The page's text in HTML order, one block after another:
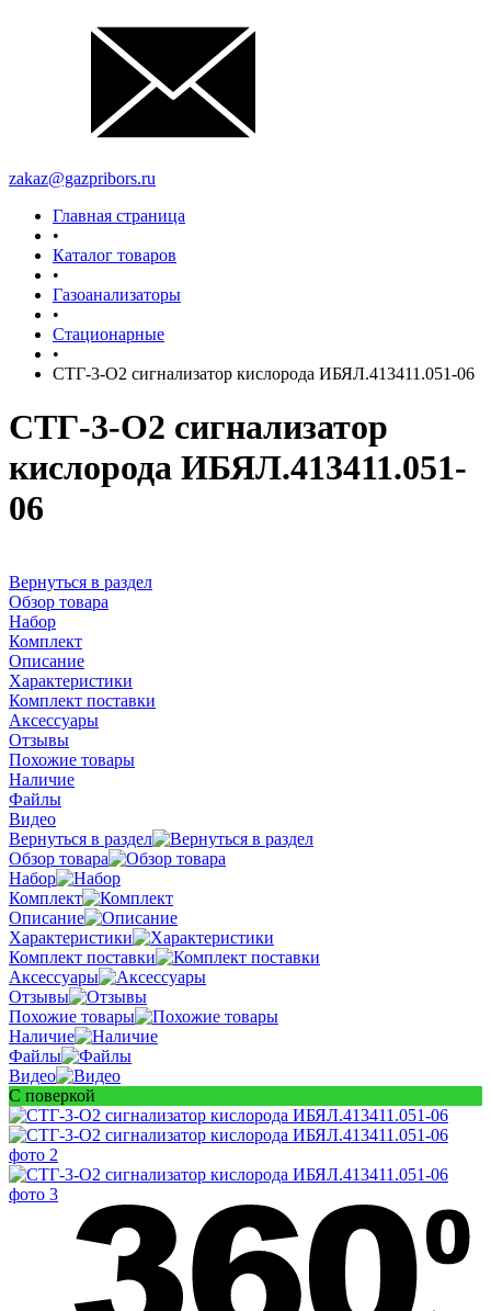
zakaz@gazpribors.ru
Главная страница
•
Каталог товаров
•
Газоанализаторы
•
Стационарные
•
СТГ-3-О2 сигнализатор кислорода ИБЯЛ.413411.051-06
СТГ-3-О2 сигнализатор
кислорода ИБЯЛ.413411.051-
06
Вернуться в раздел
Обзор товара
Набор
Комплект
Описание
Характеристики
Комплект поставки
Аксессуары
Отзывы
Похожие товары
Наличие
Файлы
Видео
Вернуться в раздел
Обзор товара
Набор
Комплект
Описание
Характеристики
Комплект поставки
Аксессуары
Отзывы
Похожие товары
Наличие
Файлы
Видео
С поверкой